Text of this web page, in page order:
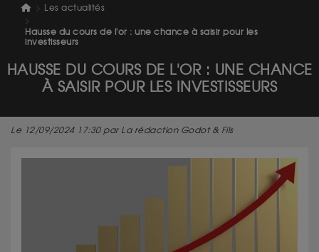
Les actualités
Hausse du cours de l'or : une chance à saisir pour les
investisseurs
HAUSSE DU COURS DE L'OR : UNE CHANCE
À SAISIR POUR LES INVESTISSEURS
Le 12/09/2024 17:30 par La rédaction Godot & Fils